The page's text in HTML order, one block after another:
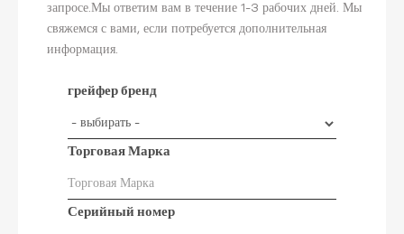
запросе.Мы ответим вам в течение 1-3 рабочих дней. Мы
свяжемся с вами, если потребуется дополнительная
информация.
грейфер бренд
Торговая Марка
Серийный номер